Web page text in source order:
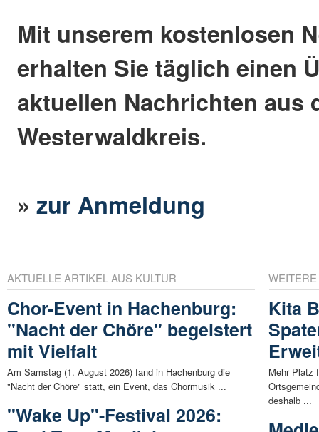
Mit unserem kostenlosen
erhalten Sie täglich einen
aktuellen Nachrichten aus
Westerwaldkreis.
»zur Anmeldung
AKTUELLE ARTIKEL AUS KULTUR
Chor-Event in Hachenburg:
"Nacht der Chöre" begeistert
mit Vielfalt
Am Samstag (1. August 2026) fand in Hachenburg die
"Nacht der Chöre" statt, ein Event, das Chormusik ...
"Wake Up"-Festival 2026:
Kita
Mehr Platz
deshalb ...